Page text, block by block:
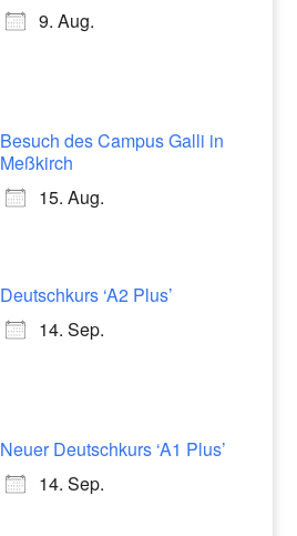
9. Aug.
Besuch des Campus Galli in
Meßkirch
15. Aug.
Deutschkurs ‘A2 Plus’
14. Sep.
Neuer Deutschkurs ‘A1 Plus’
14. Sep.